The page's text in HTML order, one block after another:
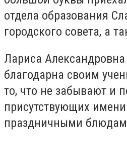
отдела образования
городского совета, а
Лариса
благодарна своим
то, что не забывают и
присутствующих
праздничными